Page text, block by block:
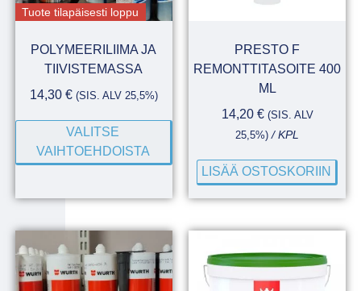
Tuote tilapäisesti loppu
POLYMEERILIIMA JA
TIIVISTEMASSA
14,30 € (SIS. ALV 25,5%)
VALITSE
VAIHTOEHDOISTA
PRESTO F
REMONTTITASOITE 400
ML
14,20 € (SIS. ALV
25,5%) / KPL
LISÄÄ OSTOSKORIIN